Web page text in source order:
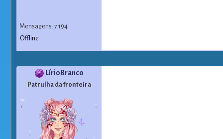
Mensagens: 7 194
Offline
LírioBranco
Patrulha da fronteira